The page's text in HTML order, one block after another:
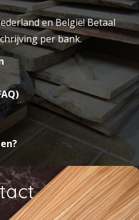
en België! Betaal
per bank.